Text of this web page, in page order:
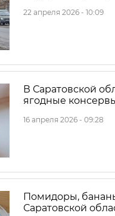
22 апреля 2026 - 10:09
В Саратовской
ягодные
16 апреля 2026 - 09:28
Помидоры,
Саратовской